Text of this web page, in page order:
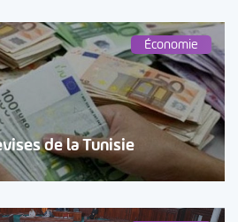
Économie
de la Tunisie